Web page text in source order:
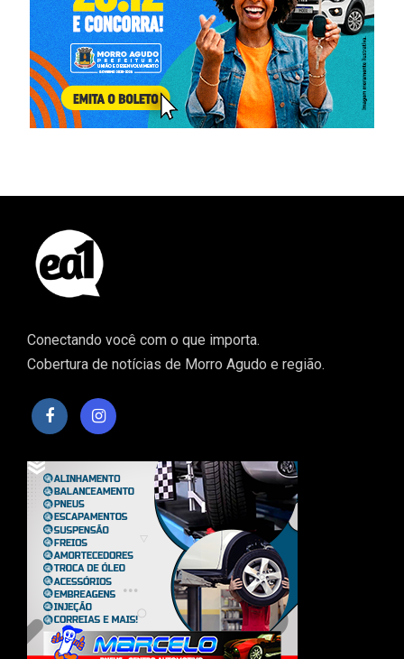
Conectando você com o que importa.
Cobertura de notícias de Morro Agudo e região.